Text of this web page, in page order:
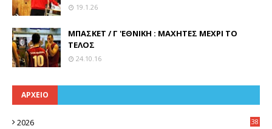
19.1.26
ΜΠΑΣΚΕΤ / Γ 'ΕΘΝΙΚΗ : ΜΑΧΗΤΕΣ ΜΕΧΡΙ ΤΟ
ΤΕΛΟΣ
24.10.16
ΑΡΧΕΙΟ
2026 38